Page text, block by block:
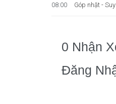
08:00 Góp nhặt -
0 Nhận
Đăng